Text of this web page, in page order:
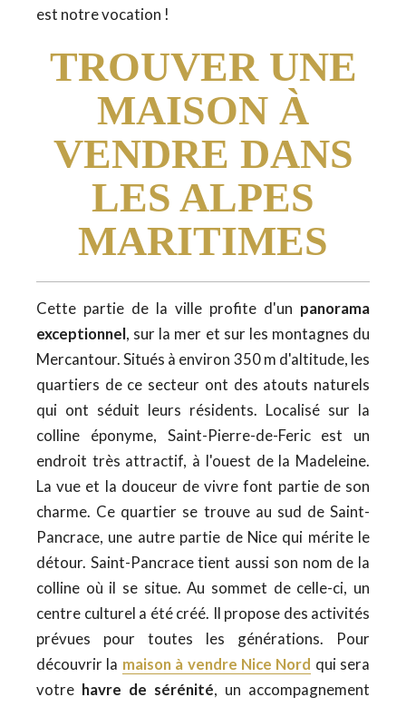
est notre vocation !
TROUVER UNE
MAISON À
VENDRE DANS
LES ALPES
MARITIMES
Cette partie de la ville profite d'un panorama
exceptionnel, sur la mer et sur les montagnes du
Mercantour. Situés à environ 350 m d'altitude, les
quartiers de ce secteur ont des atouts naturels
qui ont séduit leurs résidents. Localisé sur la
colline éponyme, Saint-Pierre-de-Feric est un
endroit très attractif, à l'ouest de la Madeleine.
La vue et la douceur de vivre font partie de son
charme. Ce quartier se trouve au sud de Saint-
Pancrace, une autre partie de Nice qui mérite le
détour. Saint-Pancrace tient aussi son nom de la
colline où il se situe. Au sommet de celle-ci, un
centre culturel a été créé. Il propose des activités
prévues pour toutes les générations. Pour
découvrir la maison à vendre Nice Nord qui sera
votre havre de sérénité, un accompagnement